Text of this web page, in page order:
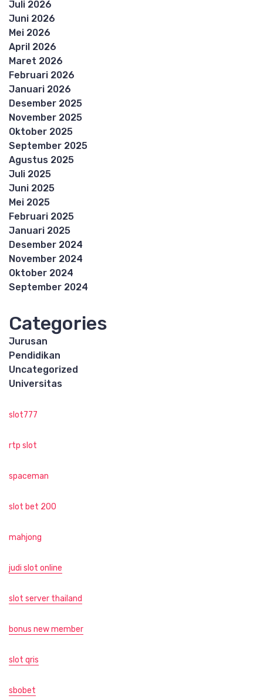
Juli 2026
Juni 2026
Mei 2026
April 2026
Maret 2026
Februari 2026
Januari 2026
Desember 2025
November 2025
Oktober 2025
September 2025
Agustus 2025
Juli 2025
Juni 2025
Mei 2025
Februari 2025
Januari 2025
Desember 2024
November 2024
Oktober 2024
September 2024
Categories
Jurusan
Pendidikan
Uncategorized
Universitas
slot777
rtp slot
spaceman
slot bet 200
mahjong
judi slot online
slot server thailand
bonus new member
slot qris
sbobet